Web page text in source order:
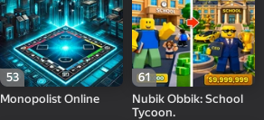
53
Monopolist Online
61
Nubik Obbik: School
Tycoon.